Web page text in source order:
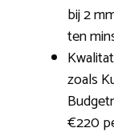
bij 2
ten
zoals
€220